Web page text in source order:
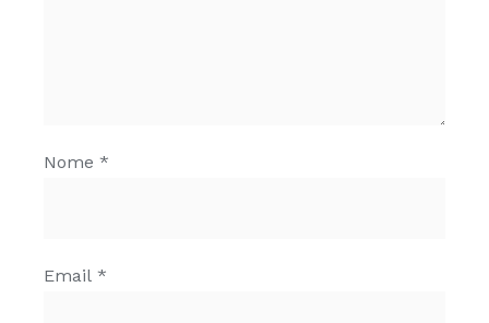
Nome *
Email *